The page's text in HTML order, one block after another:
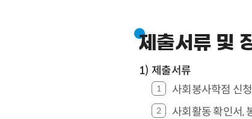
제출서류 및
제출서류
사회봉사학점 신
사회활동 확인서,